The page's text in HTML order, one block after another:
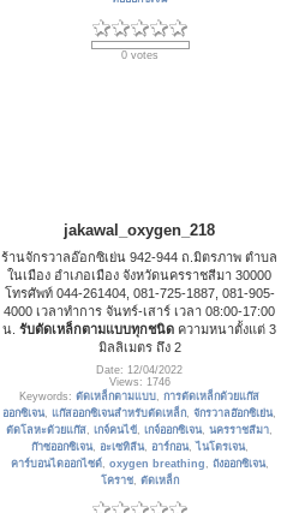
0 votes
jakawal_oxygen_218
ร้านจักรวาลอ๊อกซิเย่น 942-944 ถ.มิตรภาพ ตำบล
ในเมือง อำเภอเมือง จังหวัดนครราชสีมา 30000
โทรศัพท์ 044-261404, 081-725-1887, 081-905-
4000 เวลาทำการ จันทร์-เสาร์ เวลา 08:00-17:00
น.รับตัดเหล็กตามแบบทุกชนิด ความหนาตั้งแต่ 3
มิลลิเมตร ถึง 2
Date: 12/04/2022
Views: 1746
Keywords:ตัดเหล็กตามแบบ,การตัดเหล็กด้วยแก๊ส
ออกซิเจน,แก๊สออกซิเจนสำหรับตัดเหล็ก,จักรวาลอ๊อกซิเย่น,
ตัดโลหะด้วยแก๊ส,เกจ์คนไข้ ,เกจ์ออกซิเจน,นครราชสีมา,
ก๊าซออกซิเจน, อะเซทิลีน, อาร์กอน, ไนโตรเจน,
คาร์บอนไดออกไซด์, oxygen breathing , ถังออกซิเจน,
โคราช, ตัดเหล็ก